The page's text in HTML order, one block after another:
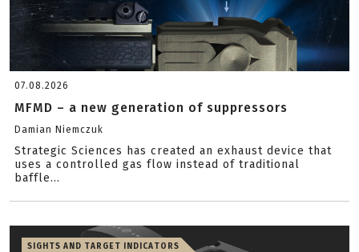
07.08.2026
MFMD – a new generation of suppressors
Damian Niemczuk
Strategic Sciences has created an exhaust device that
uses a controlled gas flow instead of traditional
baffle...
SIGHTS AND TARGET INDICATORS